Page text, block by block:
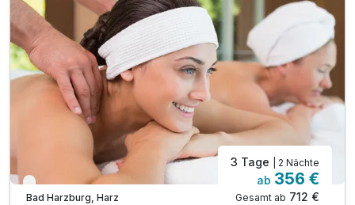
inkl. Sonnenterrasse mit Blick auf die Burgberg
inkl. Ruheraum mit Panorama-Fenster
inkl. Verleih von Babyausstattung (z.B. Babybett)
inkl. Parkplatz am Hotel
inkl. Wlan Nutzung im Hotel
Nur noch bis Oktober
Bad Harzburg, Harz
3 Tage | 2 Nächte
ab 356 €
Gesamt ab 712 €